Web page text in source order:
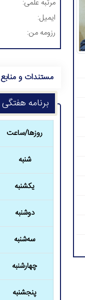
مرتبه علمی:
ایمیل:
رزومه من:
مستندات و
برنامه هفتگی
روزها/ساعت
شنبه
یکشنبه
دوشنبه
سه‌شنبه
چهارشنبه
پنجشنبه